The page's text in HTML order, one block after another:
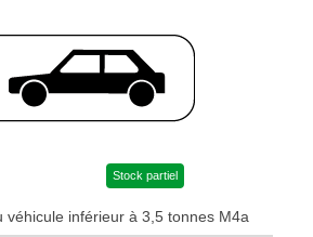
Stock partiel
véhicule inférieur à 3,5 tonnes M4a